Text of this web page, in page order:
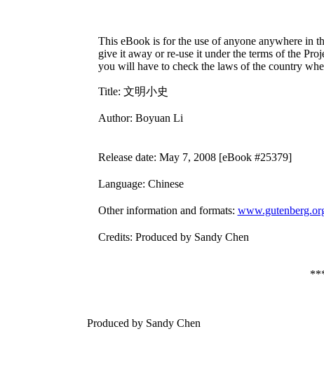
This eBook is for the use of anyone anywhere in
give it away or re-use it under the terms of the
you will have to check the laws of the country
Title: 文明小史
Author: Boyuan Li
Release date: May 7, 2008 [eBook #25379]
Language: Chinese
Other information and formats:
Credits: Produced by Sandy Chen
Produced by Sandy Chen